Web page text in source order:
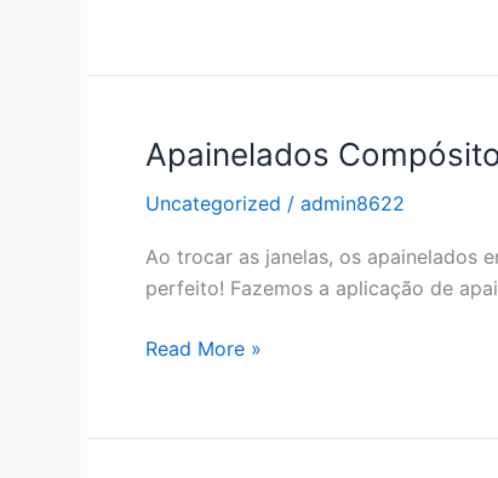
Apainelados
Uncategorized / admin8622
Ao trocar as janelas, os apainelados
perfeito! Fazemos a aplicação de
Apainelados
Read More »